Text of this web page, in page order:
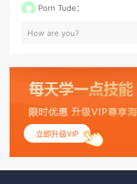
Porn Tude：
How are you?
立即升级VIP